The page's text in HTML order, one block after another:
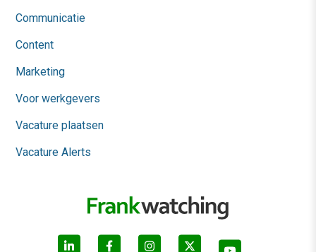
Communicatie
Content
Marketing
Voor werkgevers
Vacature plaatsen
Vacature Alerts